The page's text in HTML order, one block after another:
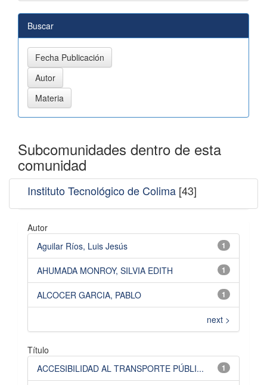
Buscar
Subcomunidades dentro de esta
comunidad
Instituto Tecnológico de Colima [43]
Autor
1
Aguilar Ríos, Luis Jesús
1
AHUMADA MONROY, SILVIA EDITH
1
ALCOCER GARCIA, PABLO
next >
Título
1
ACCESIBILIDAD AL TRANSPORTE PÚBLI...